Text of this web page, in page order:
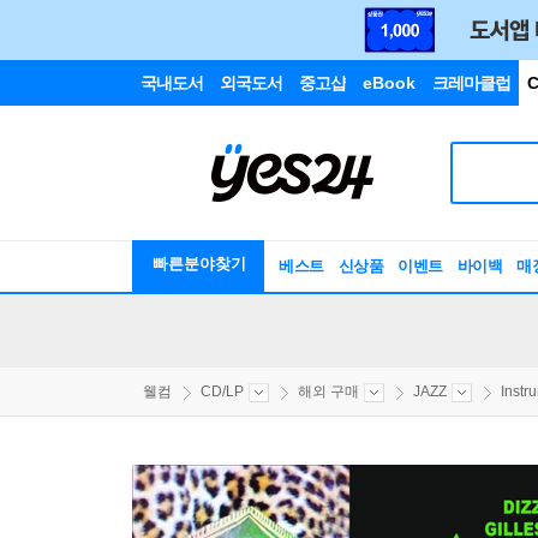
국내도서 외국도서 중고샵 eBook 크레마클럽
빠른분야찾기 베스트 신상품 이벤트 바이백 매
웰컴 CD/LP 해외 구매 JAZZ